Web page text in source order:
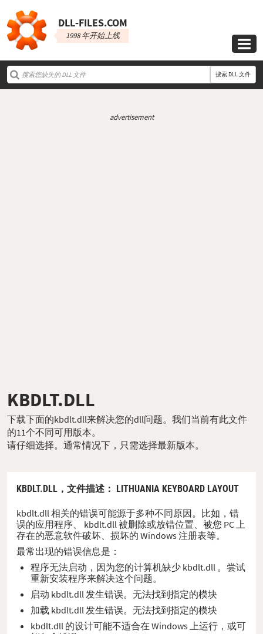
DLL‑FILES.COM
1998 年开始上线

搜索 DLL 文件
advertisement
KBDLT.DLL
下载下面的kbdlt.dll来解决您的dll问题。我们当前有此文件
的11个不同可用版本。
请仔细选择。通常情况下，只需选择最新版本。
KBDLT.DLL， 文件描述 ： LITHUANIA KEYBOARD LAYOUT
kbdlt.dll 相关的错误可能源于多种不同原因。比如，错
误的应用程序、 kbdlt.dll 被删除或放错位置、被您 PC 上
存在的恶意软件破坏、损坏的 Windows 注册表等。
最常出现的错误信息是：
程序无法启动，因为您的计算机缺少 kbdlt.dll 。尝试
重新安装程序来解决这个问题。
启动 kbdlt.dll 发生错误。无法找到指定的模块
加载 kbdlt.dll 发生错误。无法找到指定的模块
kbdlt.dll 的设计可能不适合在 Windows 上运行，或可